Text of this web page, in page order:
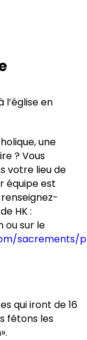
l’église en
une
? Vous
votre lieu de
équipe est
HK :
ou sur le
sacrements/
qui iront de 16
fêtons les